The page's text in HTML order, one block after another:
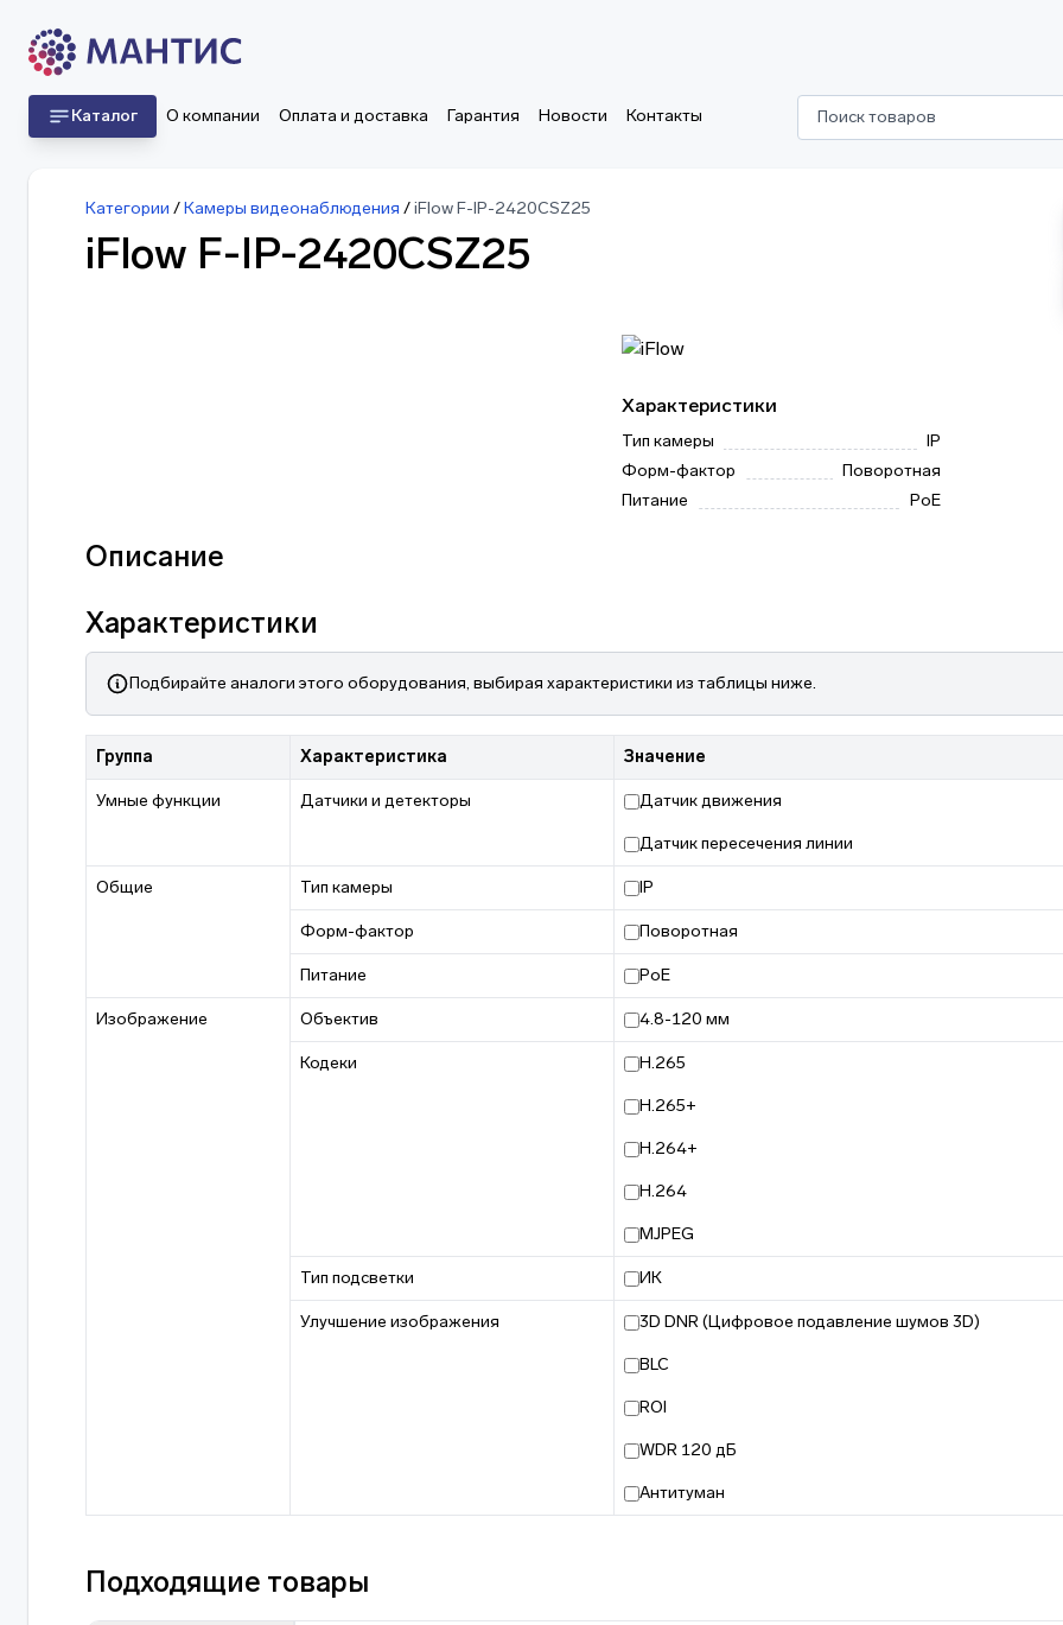
Каталог О компании Оплата и доставка Гарантия Новости Контакты Поиск товаров
Категории /Камеры видеонаблюдения /iFlow F-IP-2420CSZ25
iFlow F-IP-2420CSZ25
Характеристики
Тип камеры
IP
Форм-фактор
Поворотная
Питание
PoE
Описание
Характеристики
Подбирайте аналоги этого оборудования, выбирая характеристики из таблицы ниже.
Группа Характеристика Значение
Умные функции Датчики и детекторы Датчик движения
Датчик пересечения линии
Общие Тип камеры IP
Форм-фактор Поворотная
Питание PoE
Изображение Объектив 4.8-120 мм
Кодеки H.265
H.265+
H.264+
H.264
MJPEG
Тип подсветки ИК
Улучшение изображения 3D DNR (Цифровое подавление шумов 3D)
BLC
ROI
WDR 120 дБ
Антитуман
Подходящие товары